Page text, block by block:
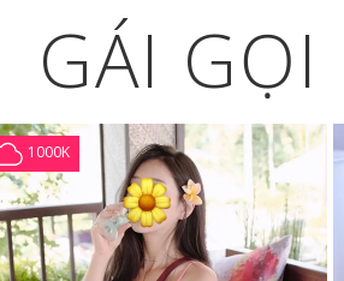
GÁI GỌI
1000K